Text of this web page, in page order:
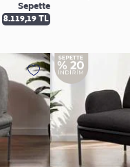
Sepette
8.119,19 TL